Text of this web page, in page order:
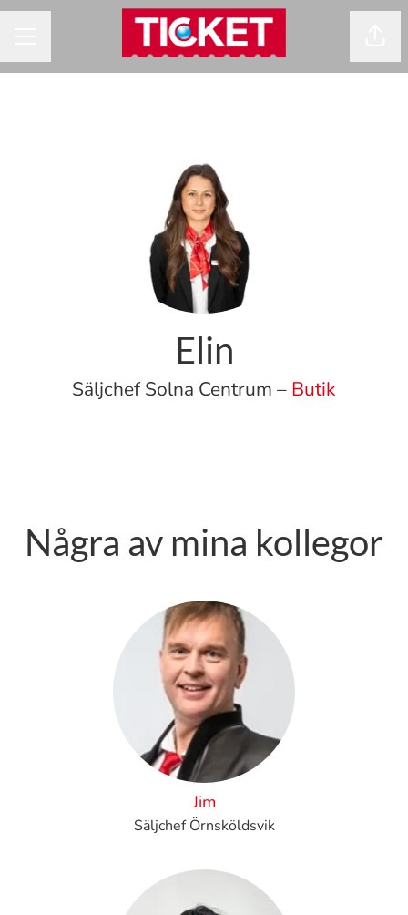
Elin
Säljchef Solna Centrum – Butik
Några av mina kollegor
Jim
Säljchef Örnsköldsvik